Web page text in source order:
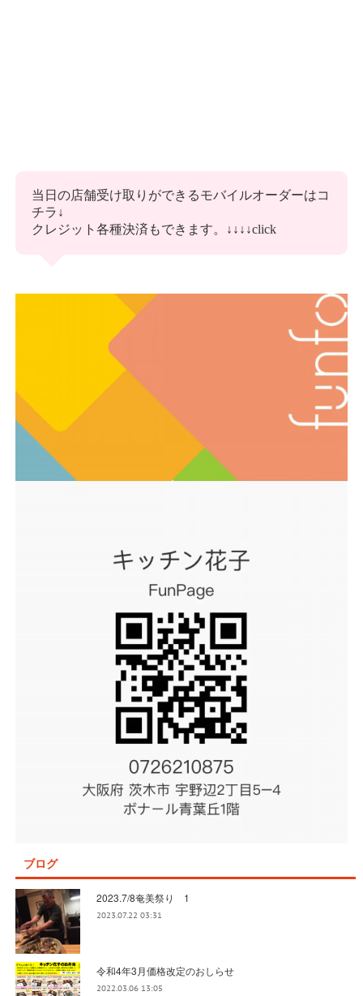
ブログ
2023.7/8奄美祭り 1
2023.07.22 03:31
令和4年3月価格改定のおしらせ
2022.03.06 13:05